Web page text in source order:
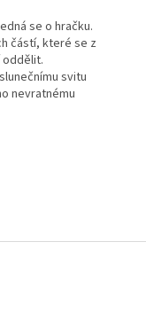
se o hračku.
částí, které se z
oddělit.
svitu
nevratnému